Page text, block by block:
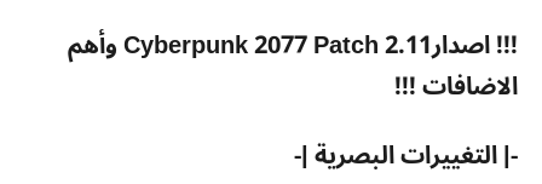
!!! اصدارCyberpunk 2077 Patch 2.11 وأهم
الاضافات !!!
-| التغييرات البصرية |-